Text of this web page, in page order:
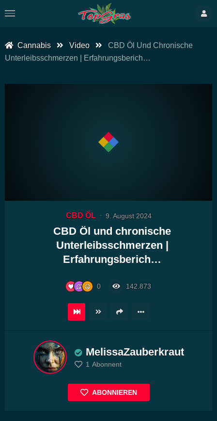
Cannabis Video
CBD Öl Und Chronische
Unterleibsschmerzen | Erfahrungsberich…
CBD ÖL 9. August 2024
CBD Öl und chronische
Unterleibsschmerzen |
Erfahrungsberich…
0 142.873
MelissaZauberkraut
1 Abonnent
ABONNIEREN